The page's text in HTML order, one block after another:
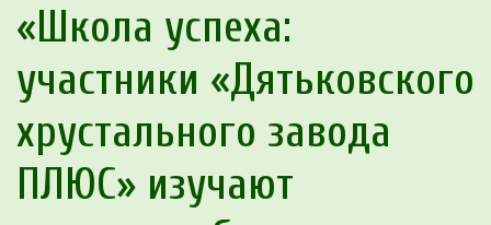
«Школа успеха:
участники «Дятьковского
хрустального завода
ПЛЮС» изучают